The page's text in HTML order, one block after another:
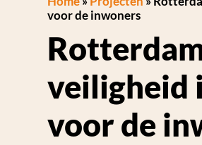
voor de inwoners
veiligheid
voor de